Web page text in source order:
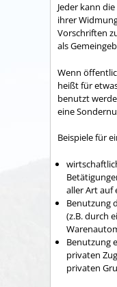
Jeder kann
ihrer
Vorschriften
als
Wenn
heißt für
benutzt
eine
Beispiele für
aller Art auf
Benutzung
(z.B. durch
Benutzung
privaten
privaten